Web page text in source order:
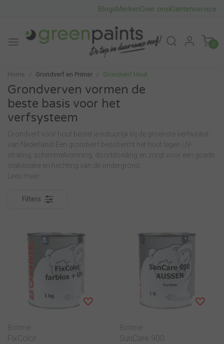
BlogsMerkenOver onsKlantenservice
0
Home Grondverf en Primer Grondverf Hout
Grondverven vormen de
beste basis voor het
verfsysteem
Grondverf voor hout bestel je natuurlijk bij de groenste verfwinkel
van Nederland! Een grondverf beschermt het hout tegen UV-
straling, schimmelvorming, doorbloeding en zorgt voor een goede
stabilisatie en hechting van de ondergrond.
Lees meer.
Filters
Böhme
FixColor
Böhme
SunCare 900